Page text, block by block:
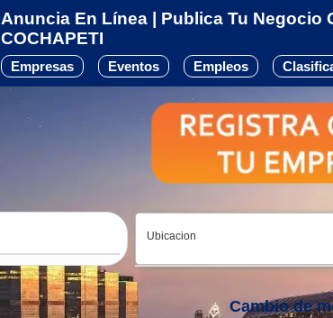
Anuncia En Línea | Publica Tu Negocio
COCHAPETI
Empresas Eventos Empleos
Ubicacion
Cambio de